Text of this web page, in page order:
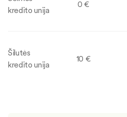
kredito unija
0 €
Šilutės
kredito unija
10 €